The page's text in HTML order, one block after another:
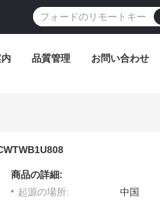
品質管理 お問い合わせ
商品の詳細:
起源の場所:
中国